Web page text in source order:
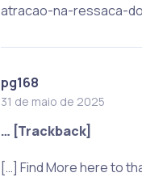
atracao-na-ressaca-
pg168
31 de maio de 2025
… [Trackback]
[…] Find More here to